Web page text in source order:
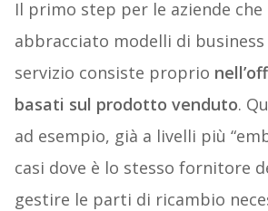
Il primo step per le aziende che
abbracciato modelli di
servizio consiste proprio
basati sul prodotto venduto.
ad esempio, già a livelli più
casi dove è lo stesso fornitore
gestire le parti di ricambio